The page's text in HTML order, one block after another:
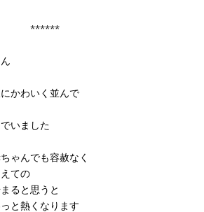
かわいく並んで
いました
ゃんでも容赦なく
ての
ると思うと
と熱くなります